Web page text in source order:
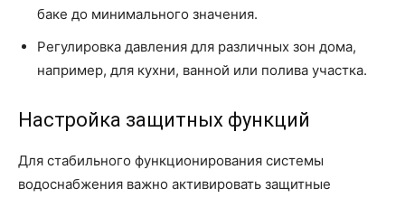
баке до минимального значения.
Регулировка давления для различных зон дома,
например, для кухни, ванной или полива участка.
Настройка защитных функций
Для стабильного функционирования системы
водоснабжения важно активировать защитные